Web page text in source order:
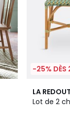
-25% DÈS
LA
Lot de 2
4,7
/ 5